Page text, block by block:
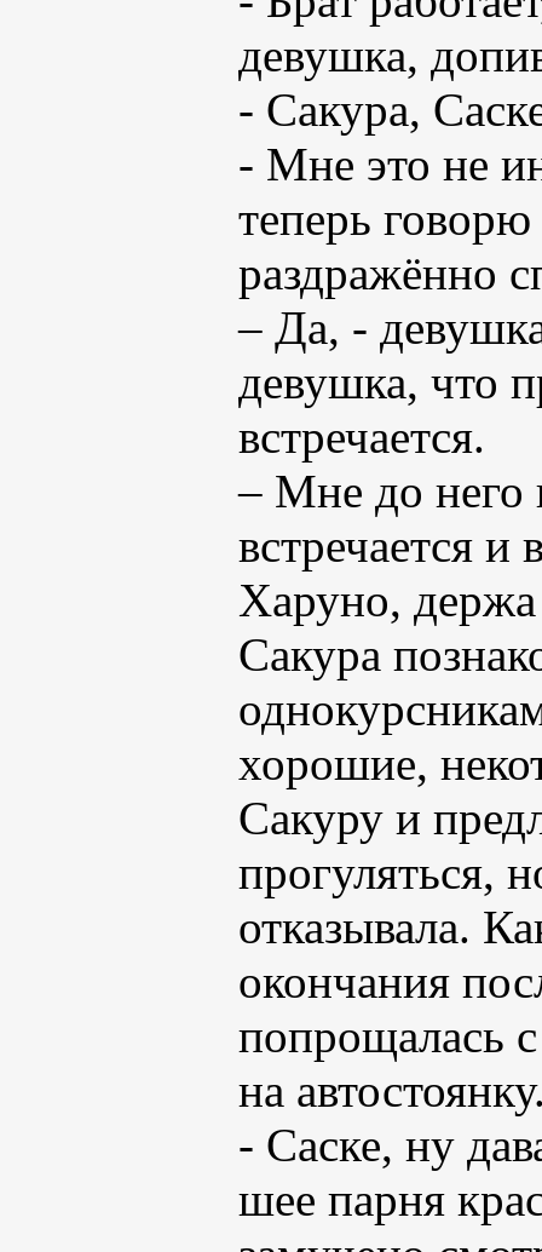
девушка,
- Сакура,
- Мне это не
теперь
раздражённо
– Да, -
девушка, что
встречается.
– Мне до него
встречается и
Харуно,
Сакура
хорошие,
Сакуру и
прогуляться,
отказывала.
окончания
попрощалась
на
- Саске, ну
шее парня